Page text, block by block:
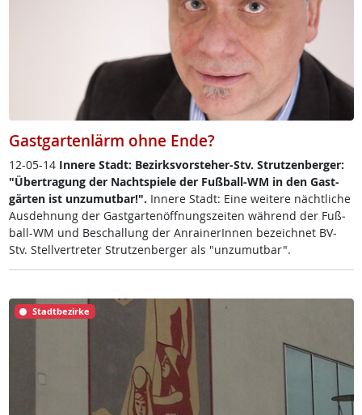
Gastgartenlärm ohne Ende?
12-05-14 In­ne­re Stadt: Be­zirks­vor­ste­her-Stv. Strut­zen­ber­ger:
"Über­tra­gung der Nacht­spie­le der Fuß­ball-WM in den Gast­
gär­ten ist un­zu­mut­bar!". In­ne­re Stadt: Ei­ne wei­te­re nächt­li­che
Aus­deh­nung der Gast­gar­ten­öff­nungs­zei­ten wäh­rend der Fuß­
ball-WM und Be­schal­lung der An­rai­ne­rIn­nen ­be­zeich­net BV-
Stv. Stell­ver­t­re­ter Strut­zen­ber­ger als "un­zu­mut­bar".
Stadtbezirke